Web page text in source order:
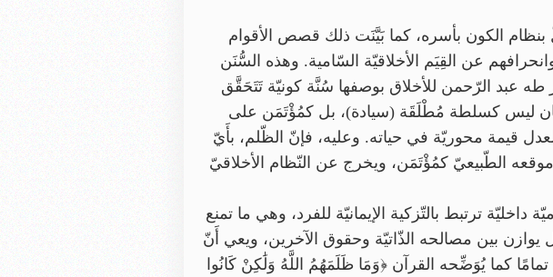
بنظام الكون بأسره، كما بَيَّنَت ذلك قصص الأقوام
عن القِيَم الأخلاقيّة السّامية. وهذه السُّنَن
طه عبد الرّحمن للأخلاق بوصفها سُنَّة كونيّة تَتَحَقَّق
ليس كسلطة مُطْلَقَة (سيادة)، بل كمُؤْتَمَن على
قيمة محوريّة في حياته. وعليه، فإنّ الظّلم، بأَيّ
الطّبيعيّ كمُؤْتَمَن، ويخرج عن النّظام الأخلاقيّ
ترتبط بالتّزكية الإيمانيّة للفرد، وهي ما تمنع
يوازن بين مصالحه الذّاتيّة وحقوق الآخرين، ويعي أَنّ
كما يُوَضِّحه القرآن ﴿وَمَا ظَلَمَهُمُ اللَّهُ وَلَٰكِنْ كَانُوا